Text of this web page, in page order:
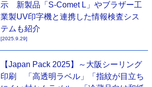
示 新製品「S-Comet L」やブラザー工
業製UV印字機と連携した情報検査シス
テムも紹介
[2025.9.29]
【Japan Pack 2025】～大阪シーリング
印刷 「高透明ラベル」「指紋が目立ち